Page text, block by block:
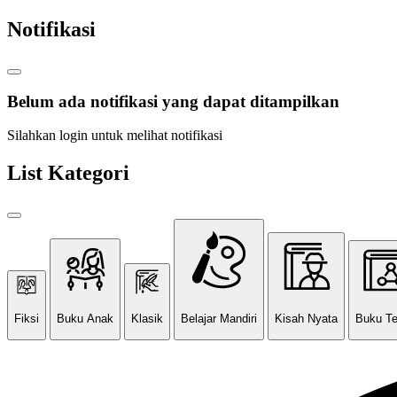
Notifikasi
Belum ada notifikasi yang dapat ditampilkan
Silahkan login untuk melihat notifikasi
List Kategori
Fiksi Buku Anak Klasik Belajar Mandiri Kisah Nyata Buku